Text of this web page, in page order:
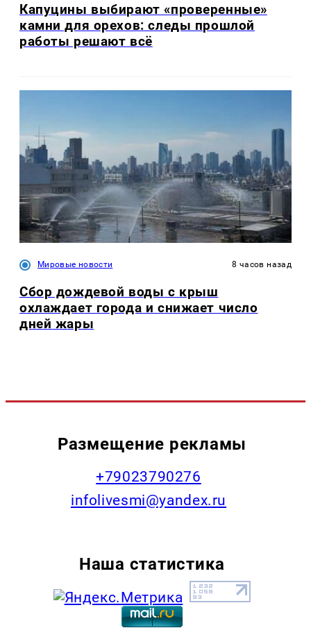
Капуцины выбирают «проверенные»
камни для орехов: следы прошлой
работы решают всё
Мировые новости 8 часов назад
Сбор дождевой воды с крыш
охлаждает города и снижает число
дней жары
Размещение рекламы
+79023790276
infolivesmi@yandex.ru
Наша статистика